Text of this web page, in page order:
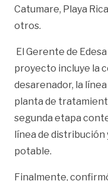
Catumare, Playa
otros.
El Gerente de
proyecto incluye la
desarenador, la
planta de
segunda etapa
línea de distribución
potable.
Finalmente,